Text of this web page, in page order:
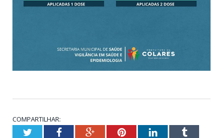
COMPARTILHAR:
TwitterFacebookGoogle+PinterestLinkedInTumblr